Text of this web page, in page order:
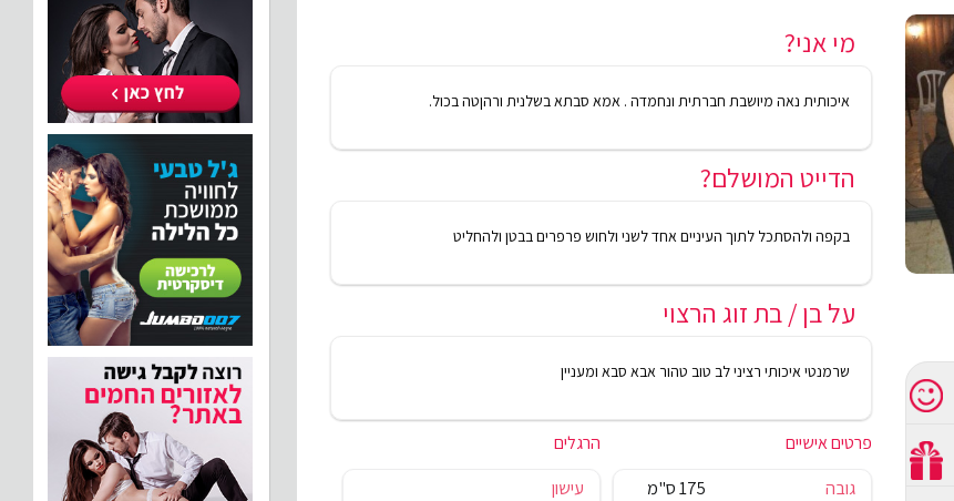
מי אני?
איכותית נאה מיושבת חברתית ונחמדה . אמא סבתא בשלנית ורהןטה בכול.
הדייט המושלם?
בקפה ולהסתכל לתוך העיניים אחד לשני ולחוש פרפרים בבטן ולהחליט
על בן / בת זוג הרצוי
שרמנטי איכותי רציני לב טוב טהור אבא סבא ומעניין
הרגלים
עישון
פרטים אישיים
גובה
175 ס"מ